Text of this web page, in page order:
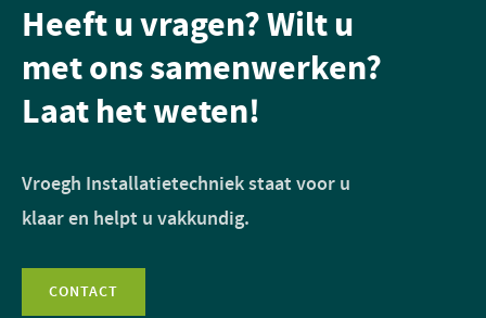
Heeft u vragen? Wilt u
met ons samenwerken?
Laat het weten!
Vroegh Installatietechniek staat voor u
klaar en helpt u vakkundig.
CONTACT